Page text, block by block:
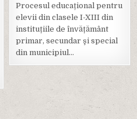
Procesul educațional pentru
elevii din clasele I-XIII din
instituțiile de învățământ
primar, secundar şi special
din municipiul…